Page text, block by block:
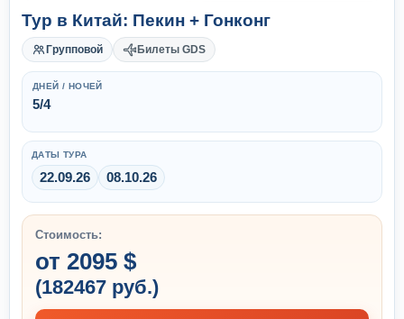
Тур в Китай: Пекин + Гонконг
Групповой Билеты GDS
ДНЕЙ / НОЧЕЙ
5/4
ДАТЫ ТУРА
22.09.26 08.10.26
Стоимость:
от 2095 $
(182467 руб.)